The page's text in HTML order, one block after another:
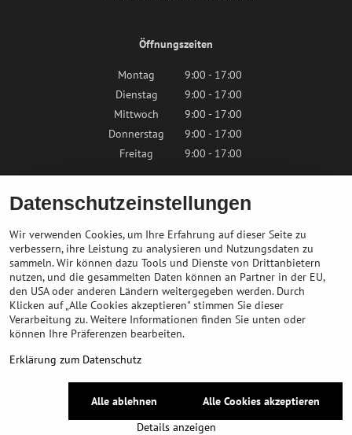
Öffnungszeiten
Montag
9:00 - 17:00
Dienstag
9:00 - 17:00
Mittwoch
9:00 - 17:00
Donnerstag
9:00 - 17:00
Freitag
9:00 - 17:00
Samstag
9:00 - 12:00
Sonntag
Geschlossen
Kontaktieren Sie uns
info@bikepeak.at
+436764858804
©
Urheberrecht
Erklärung zum Datenschutz
Website erstellt mit:BiznisWeb.sk
Datenschutzeinstellungen
Wir verwenden Cookies, um Ihre Erfahrung auf dieser Seite zu
verbessern, ihre Leistung zu analysieren und Nutzungsdaten zu
sammeln. Wir können dazu Tools und Dienste von Drittanbietern
nutzen, und die gesammelten Daten können an Partner in der EU,
den USA oder anderen Ländern weitergegeben werden. Durch
Klicken auf „Alle Cookies akzeptieren" stimmen Sie dieser
Verarbeitung zu. Weitere Informationen finden Sie unten oder
können Ihre Präferenzen bearbeiten.
Erklärung zum Datenschutz
Details anzeigen
Alle Cookies akzeptieren
Alle ablehnen